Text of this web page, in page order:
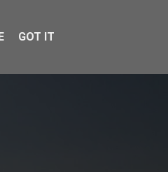
GOT IT